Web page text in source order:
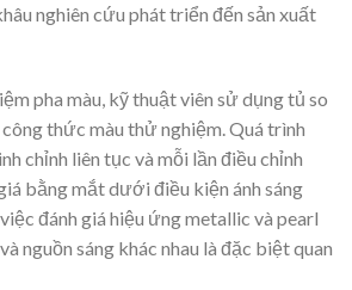
nghiên cứu phát triển đến sản xuất
pha màu, kỹ thuật viên sử dụng tủ so
công thức màu thử nghiệm. Quá trình
chỉnh liên tục và mỗi lần điều chỉnh
bằng mắt dưới điều kiện ánh sáng
đánh giá hiệu ứng metallic và pearl
nguồn sáng khác nhau là đặc biệt quan